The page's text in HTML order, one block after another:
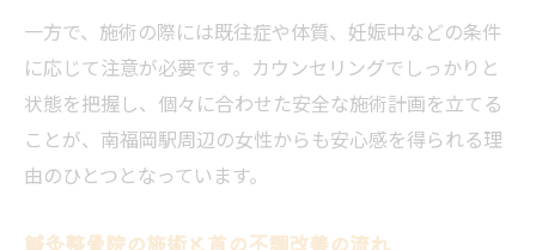
一方で、施術の際には既往症や体質、妊娠中などの条件
に応じて注意が必要です。カウンセリングでしっかりと
状態を把握し、個々に合わせた安全な施術計画を立てる
ことが、南福岡駅周辺の女性からも安心感を得られる理
由のひとつとなっています。
鍼灸整骨院の施術と首の不調改善の流れ